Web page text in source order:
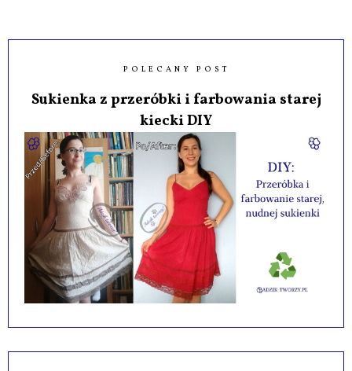
POLECANY POST
Sukienka z przeróbki i farbowania starej
kiecki DIY